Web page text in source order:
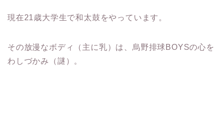
現在21歳大学生で和太鼓をやっています。
その放漫なボディ（主に乳）は、烏野排球BOYSの心を
わしづかみ（謎）。